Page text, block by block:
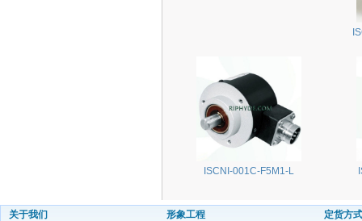
ISCNI-001C-F5M1-L
关于我们
形象工程
定货方式